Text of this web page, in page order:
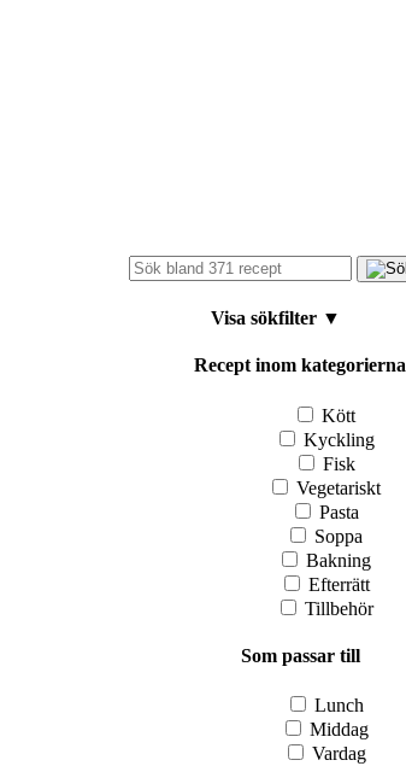
Visa sökfilter ▼
Recept inom kategorierna
Kött
Kyckling
Fisk
Vegetariskt
Pasta
Soppa
Bakning
Efterrätt
Tillbehör
Som passar till
Lunch
Middag
Vardag